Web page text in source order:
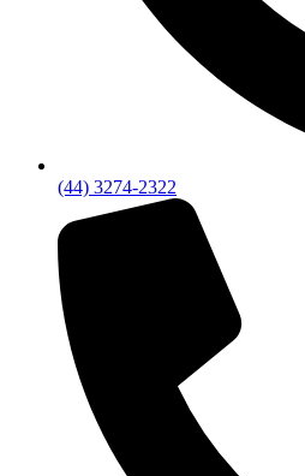
(44) 3274-2322